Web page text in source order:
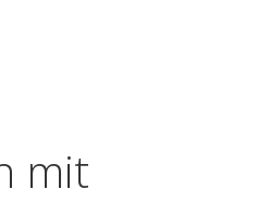
mit